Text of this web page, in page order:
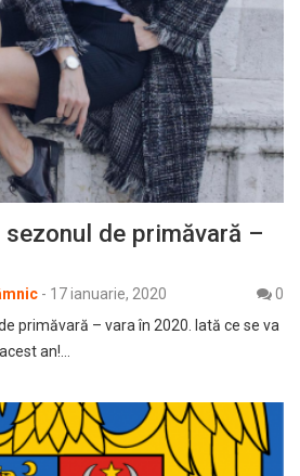
de primăvară –
- 17 ianuarie, 2020
0
primăvară – vara în 2020. Iată ce se va
an!…